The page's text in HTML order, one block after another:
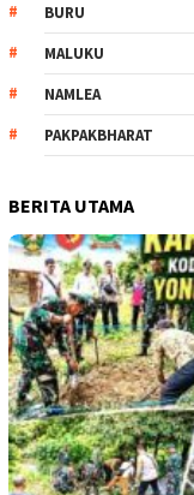
BURU
MALUKU
NAMLEA
PAKPAKBHARAT
BERITA UTAMA